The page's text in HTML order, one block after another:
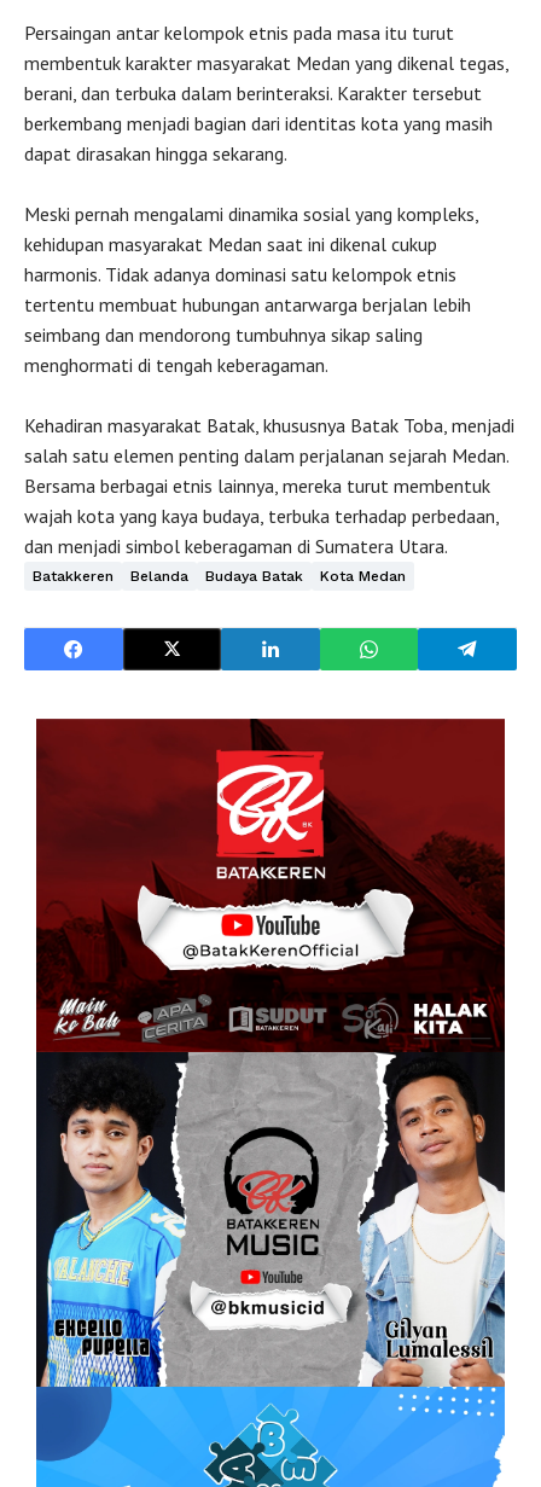
Persaingan antar kelompok etnis pada masa itu turut
membentuk karakter masyarakat Medan yang dikenal tegas,
berani, dan terbuka dalam berinteraksi. Karakter tersebut
berkembang menjadi bagian dari identitas kota yang masih
dapat dirasakan hingga sekarang.
Meski pernah mengalami dinamika sosial yang kompleks,
kehidupan masyarakat Medan saat ini dikenal cukup
harmonis. Tidak adanya dominasi satu kelompok etnis
tertentu membuat hubungan antarwarga berjalan lebih
seimbang dan mendorong tumbuhnya sikap saling
menghormati di tengah keberagaman.
Kehadiran masyarakat Batak, khususnya Batak Toba, menjadi
salah satu elemen penting dalam perjalanan sejarah Medan.
Bersama berbagai etnis lainnya, mereka turut membentuk
wajah kota yang kaya budaya, terbuka terhadap perbedaan,
dan menjadi simbol keberagaman di Sumatera Utara.
Batakkeren Belanda Budaya Batak Kota Medan